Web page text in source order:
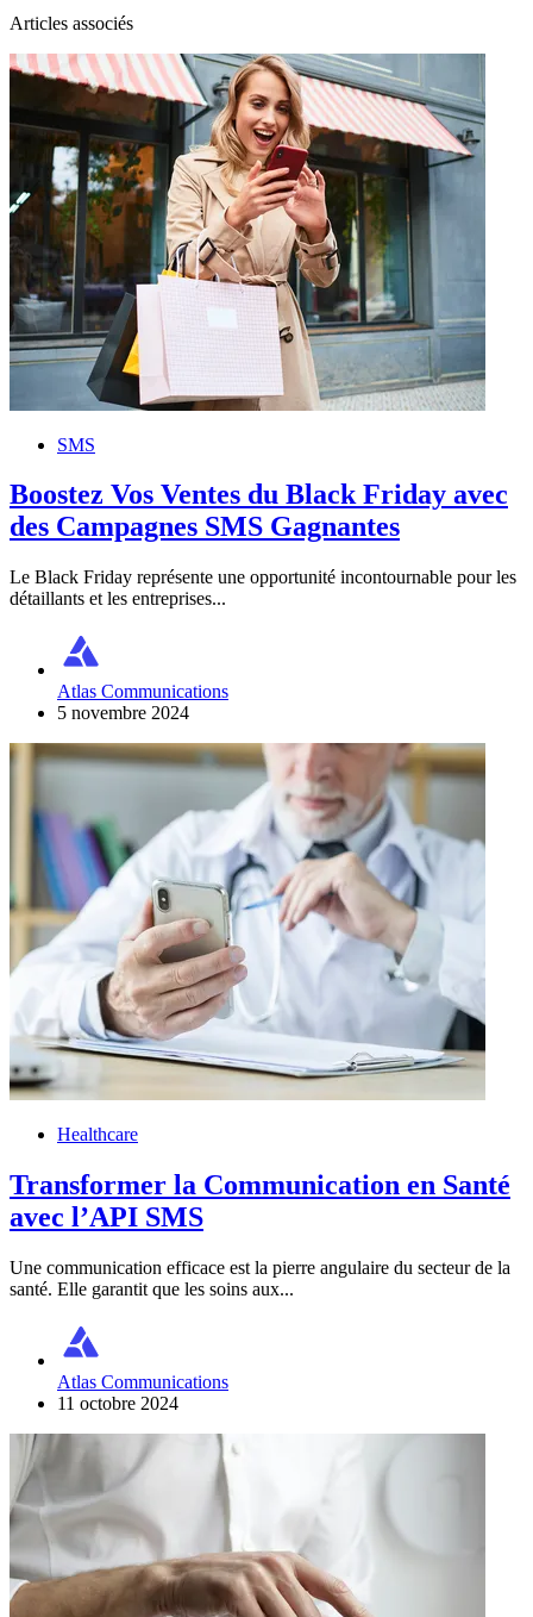
Articles associés
SMS
Boostez Vos Ventes du Black Friday avec
des Campagnes SMS Gagnantes
Le Black Friday représente une opportunité incontournable pour les
détaillants et les entreprises...
Atlas Communications
5 novembre 2024
Healthcare
Transformer la Communication en Santé
avec l’API SMS
Une communication efficace est la pierre angulaire du secteur de la
santé. Elle garantit que les soins aux...
Atlas Communications
11 octobre 2024